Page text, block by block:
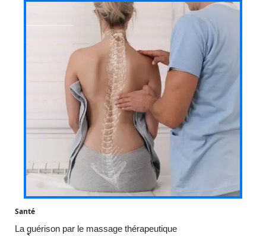
Santé
La guérison par le massage thérapeutique